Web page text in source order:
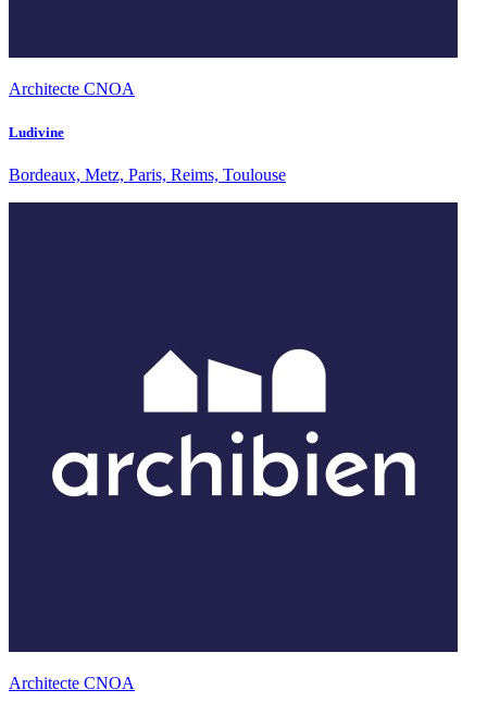
Architecte CNOA
Ludivine
Bordeaux, Metz, Paris, Reims, Toulouse
Architecte CNOA